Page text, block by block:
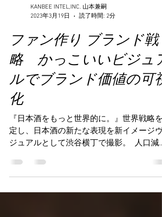
KANBEE INTEL,INC. 山本兼嗣
2023年3月19日
読了時間: 2分
ファン作り ブランド戦
略 かっこいいビジュア
ルでブランド価値の可視
化
『日本酒をもっと世界的に。』世界戦略を
定し、日本酒の新たな表現を新イメージヴ
の日本酒市場。一方で、日本酒の出荷量が